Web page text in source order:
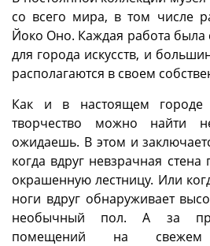
со всего мира, в том числе
Йоко Оно. Каждая работа была
для города искусств, и
располагаются в своем
Как и в настоящем городе
творчество можно найти
ожидаешь. В этом и
когда вдруг невзрачная
окрашенную лестницу. Или
ноги вдруг обнаруживает
необычный пол. А за
помещений на свежем